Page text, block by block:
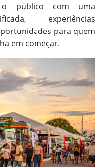
o público com uma
experiências
para quem
em começar.